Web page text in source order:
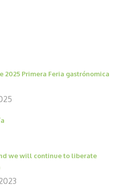
2025 Primera Feria gastrónomica
we will continue to liberate